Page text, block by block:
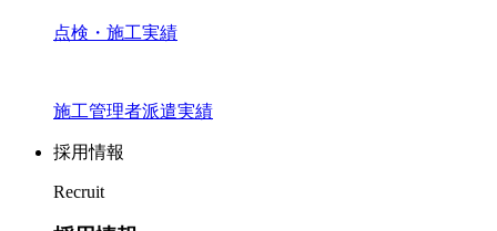
点検・施工実績
施工管理者派遣実績
採用情報
Recruit